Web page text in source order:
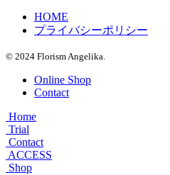
HOME
プライバシーポリシー
© 2024 Florism Angelika.
Online Shop
Contact
Home
Trial
Contact
ACCESS
Shop